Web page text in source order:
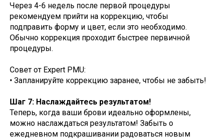
Через 4-6 недель после первой процедуры
рекомендуем прийти на коррекцию, чтобы
подправить форму и цвет, если это необходимо.
Обычно коррекция проходит быстрее первичной
процедуры.
Совет от Expert PMU:
• Запланируйте коррекцию заранее, чтобы не забыть!
Шаг 7: Наслаждайтесь результатом!
Теперь, когда ваши брови идеально оформлены,
можно наслаждаться результатом! Забыть о
ежедневном подкрашивании радоваться новым